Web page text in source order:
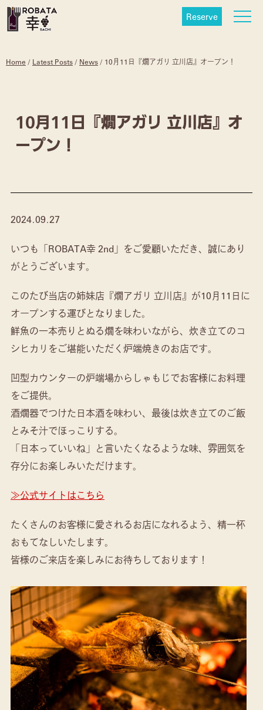
Reserve
Home / Latest Posts / News / 10月11日『燗アガリ 立川店』オープン！
10月11日『燗アガリ 立川店』オ
ープン！
2024.09.27
いつも「ROBATA幸 2nd」をご愛顧いただき、誠にあり
がとうございます。
このたび当店の姉妹店『燗アガリ 立川店』が10月11日に
オープンする運びとなりました。
鮮魚の一本売りとぬる燗を味わいながら、炊き立てのコ
シヒカリをご堪能いただく炉端焼きのお店です。
凹型カウンターの炉端場からしゃもじでお客様にお料理
をご提供。
酒燗器でつけた日本酒を味わい、最後は炊き立てのご飯
とみそ汁でほっこりする。
「日本っていいね」と言いたくなるような味、雰囲気を
存分にお楽しみいただけます。
≫公式サイトはこちら
たくさんのお客様に愛されるお店になれるよう、精一杯
おもてなしいたします。
皆様のご来店を楽しみにお待ちしております！